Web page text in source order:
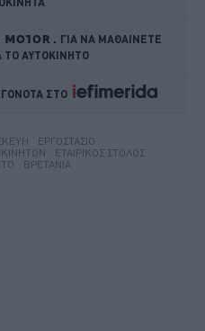
ΓΙΑ ΝΑ ΜΑΘΑΙΝΕΤΕ
ΤΟ ΑΥΤΟΚΙΝΗΤΟ
ΣΤΟ
ΕΡΓΟΣΤΆΣΙΟ
ΕΤΑΙΡΙΚΌΣ ΣΤΌΛΟΣ
ΒΡΕΤΑΝΊΑ